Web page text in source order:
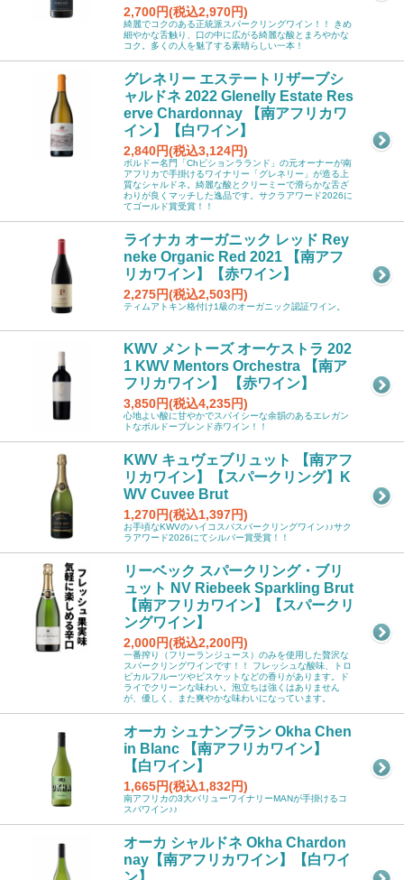
2,700円(税込2,970円)
綺麗でコクのある正統派スパークリングワイン！！ きめ
細やかな舌触り、口の中に広がる綺麗な酸とまろやかな
コク。多くの人を魅了する素晴らしい一本！
グレネリー エステートリザーブシ
ャルドネ 2022 Glenelly Estate Res
erve Chardonnay 【南アフリカワ
イン】【白ワイン】
2,840円(税込3,124円)
ボルドー名門「Chピションラランド」の元オーナーが南
アフリカで手掛けるワイナリー「グレネリー」が造る上
質なシャルドネ。綺麗な酸とクリーミーで滑らかな舌ざ
わりが良くマッチした逸品です。サクラアワード2026に
てゴールド賞受賞！！
ライナカ オーガニック レッド Rey
neke Organic Red 2021 【南アフ
リカワイン】【赤ワイン】
2,275円(税込2,503円)
ティムアトキン格付け1級のオーガニック認証ワイン。
KWV メントーズ オーケストラ 202
1 KWV Mentors Orchestra 【南ア
フリカワイン】 【赤ワイン】
3,850円(税込4,235円)
心地よい酸に甘やかでスパイシーな余韻のあるエレガン
トなボルドーブレンド赤ワイン！！
KWV キュヴェブリュット 【南アフ
リカワイン】【スパークリング】K
WV Cuvee Brut
1,270円(税込1,397円)
お手頃なKWVのハイコスパスパークリングワイン♪♪サク
ラアワード2026にてシルバー賞受賞！！
リーベック スパークリング・ブリ
ュット NV Riebeek Sparkling Brut
【南アフリカワイン】【スパークリ
ングワイン】
2,000円(税込2,200円)
一番搾り（フリーランジュース）のみを使用した贅沢な
スパークリングワインです！！ フレッシュな酸味、トロ
ピカルフルーツやビスケットなどの香りがあります。ド
ライでクリーンな味わい。泡立ちは強くはありません
が、優しく、また爽やかな味わいになっています。
オーカ シュナンブラン Okha Chen
in Blanc 【南アフリカワイン】
【白ワイン】
1,665円(税込1,832円)
南アフリカの3大バリューワイナリーMANが手掛けるコ
スパワイン♪♪
オーカ シャルドネ Okha Chardon
nay【南アフリカワイン】【白ワイ
ン】